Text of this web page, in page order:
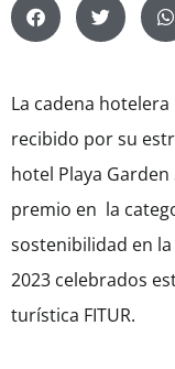
La cadena
recibido por su
hotel Playa
premio en la
sostenibilidad en la
2023 celebrados
turística FITUR.